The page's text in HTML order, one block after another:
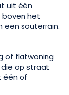
uit één
boven het
een souterrain.
of flatwoning
op straat
één of